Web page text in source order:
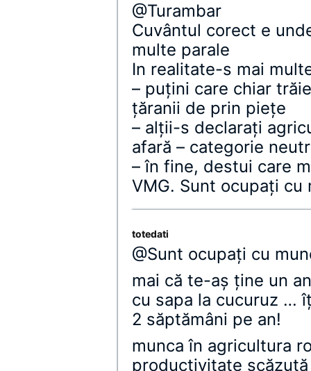
@Turambar
Cuvântul corect e
multe parale
In realitate-s mai
– puţini care chiar
ţăranii de prin pieţe
– alţii-s declaraţi
afară – categorie
– în fine, destui care
VMG. Sunt ocupaţi cu
totedati
@Sunt ocupaţi cu
mai că te-aş ţine un
cu sapa la cucuruz …
2 săptămâni pe an!
munca în agricultura
productivitate